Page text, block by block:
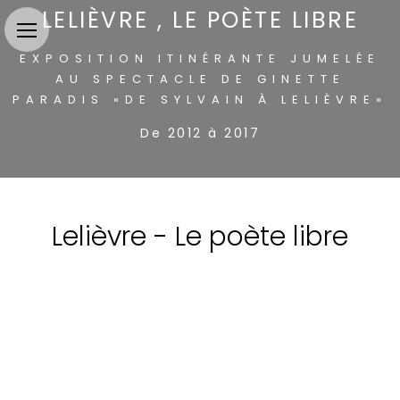
LELIÈVRE , LE POÈTE LIBRE
EXPOSITION ITINÉRANTE JUMELÉE
AU SPECTACLE DE GINETTE
PARADIS «DE SYLVAIN À LELIÈVRE»
De 2012 à 2017
Lelièvre - Le poète libre